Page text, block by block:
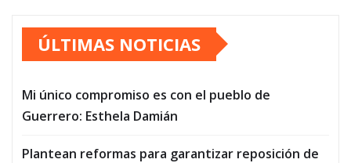
ÚLTIMAS NOTICIAS
Mi único compromiso es con el pueblo de
Guerrero: Esthela Damián
Plantean reformas para garantizar reposición de